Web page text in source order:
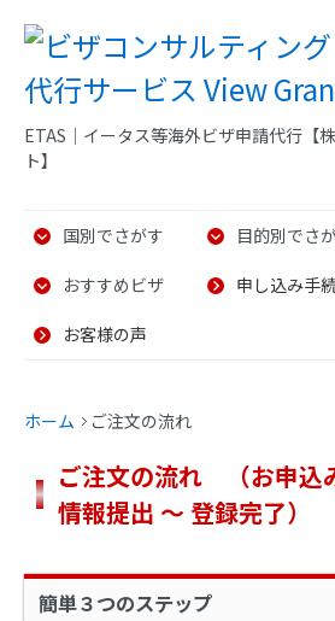
ETAS｜イータス等海外ビザ申請代行【
ト】
国別でさがす 目的別でさ
おすすめビザ 申し込み手
お客様の声
ホーム ご注文の流れ
ご注文の流れ （お申込
情報提出 ～ 登録完了）
簡単３つのステップ